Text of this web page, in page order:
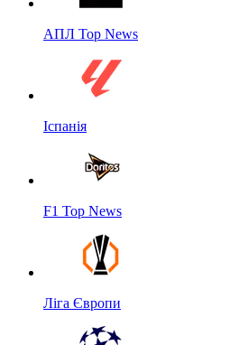
АПЛ Top News
Іспанія
F1 Top News
Ліга Європи